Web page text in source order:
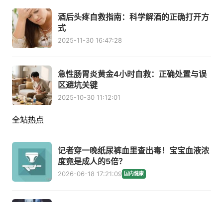
酒后头疼自救指南：科学解酒的正确打开方
式
2025-11-30 16:47:28
急性肠胃炎黄金4小时自救：正确处置与误
区避坑关键
2025-10-30 11:12:01
全站热点
记者穿一晚纸尿裤血里查出毒！宝宝血液浓
度竟是成人的5倍？
2026-06-18 17:21:09 国内健康